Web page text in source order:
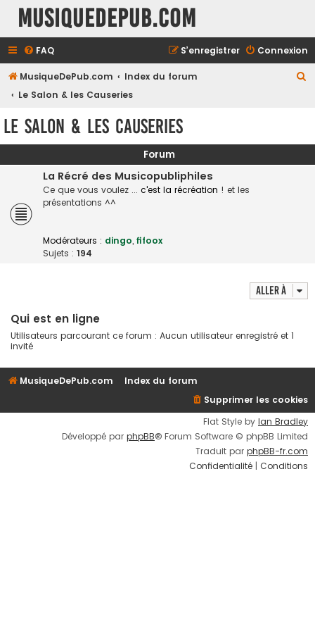
MusiqueDePub.com
FAQ Connexion
S’enregistrer
MusiqueDePub.com
Index du forum
Le Salon & les Causeries
r
Le Salon & les Causeries
Forum
La Récré des Musicopubliphiles
Ce que vous voulez ... c'est la récréation ! et les
présentations ^^
Modérateurs : dingo, fifoox
Sujets : 194
Aller à
Qui est en ligne
Utilisateurs parcourant ce forum : Aucun utilisateur enregistré et 1
invité
MusiqueDePub.com
Index du forum
Supprimer les cookies
Flat Style by Ian Bradley
Développé par phpBB® Forum Software © phpBB Limited
Traduit par phpBB-fr.com
Confidentialité | Conditions